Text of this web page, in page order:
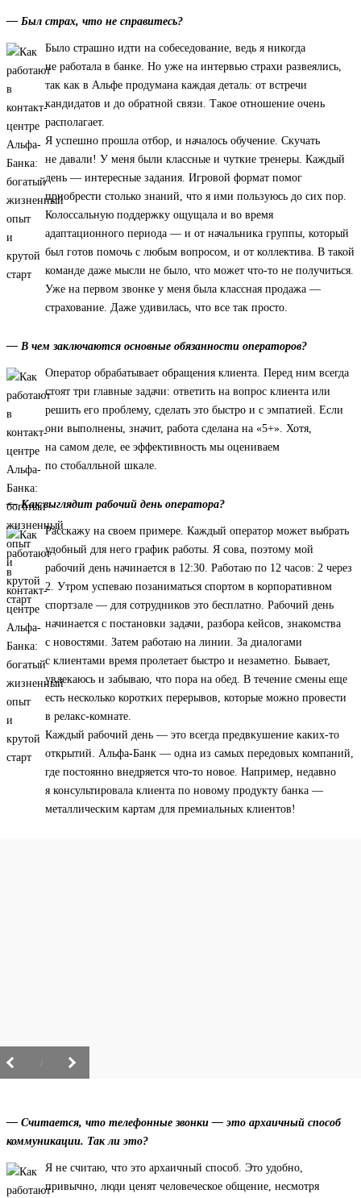
— Был страх, что не справитесь?
Было страшно идти на собеседование, ведь я никогда
не работала в банке. Но уже на интервью страхи развеялись,
так как в Альфе продумана каждая деталь: от встречи
кандидатов и до обратной связи. Такое отношение очень
располагает.
Я успешно прошла отбор, и началось обучение. Скучать
не давали! У меня были классные и чуткие тренеры. Каждый
день — интересные задания. Игровой формат помог
приобрести столько знаний, что я ими пользуюсь до сих пор.
Колоссальную поддержку ощущала и во время
адаптационного периода — и от начальника группы, который
был готов помочь с любым вопросом, и от коллектива. В такой
команде даже мысли не было, что может что-то не получиться.
Уже на первом звонке у меня была классная продажа —
страхование. Даже удивилась, что все так просто.
— В чем заключаются основные обязанности операторов?
Оператор обрабатывает обращения клиента. Перед ним всегда
стоят три главные задачи: ответить на вопрос клиента или
решить его проблему, сделать это быстро и с эмпатией. Если
они выполнены, значит, работа сделана на «5+». Хотя,
на самом деле, ее эффективность мы оцениваем
по стобалльной шкале.
— Как выглядит рабочий день оператора?
Расскажу на своем примере. Каждый оператор может выбрать
удобный для него график работы. Я сова, поэтому мой
рабочий день начинается в 12:30. Работаю по 12 часов: 2 через
2. Утром успеваю позаниматься спортом в корпоративном
спортзале — для сотрудников это бесплатно. Рабочий день
начинается с постановки задачи, разбора кейсов, знакомства
с новостями. Затем работаю на линии. За диалогами
с клиентами время пролетает быстро и незаметно. Бывает,
увлекаюсь и забываю, что пора на обед. В течение смены еще
есть несколько коротких перерывов, которые можно провести
в релакс-комнате.
Каждый рабочий день — это всегда предвкушение каких-то
открытий. Альфа-Банк — одна из самых передовых компаний,
где постоянно внедряется что-то новое. Например, недавно
я консультировала клиента по новому продукту банка —
металлическим картам для премиальных клиентов!
— Считается, что телефонные звонки — это архаичный способ
коммуникации. Так ли это?
Я не считаю, что это архаичный способ. Это удобно,
привычно, люди ценят человеческое общение, несмотря